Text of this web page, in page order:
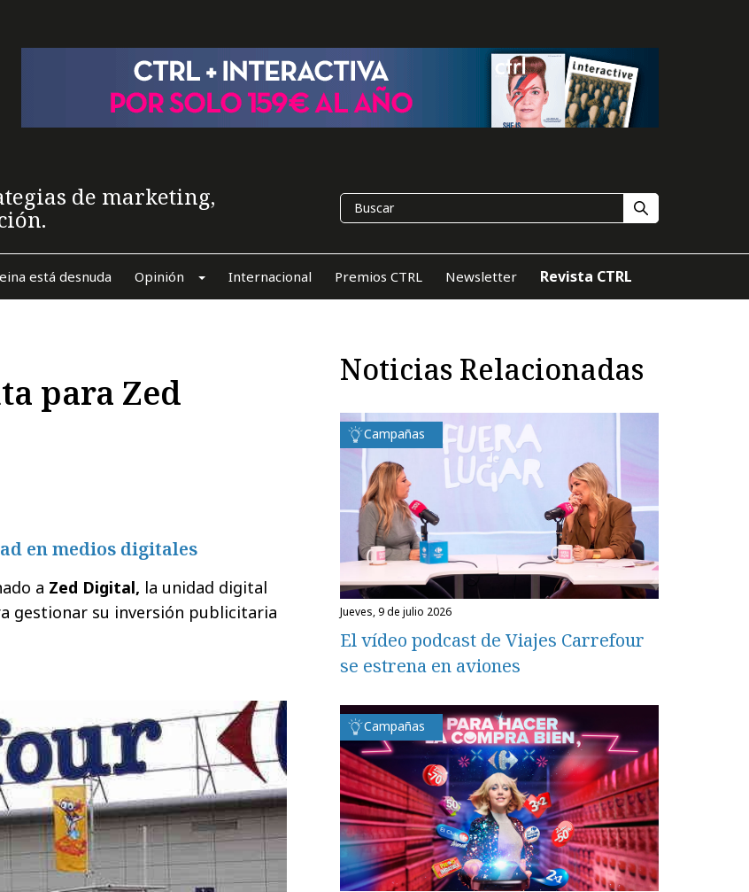
de marketing,
está desnuda Opinión Internacional Premios CTRL Newsletter Revista CTRL
para Zed
en medios digitales
a Zed Digital, la unidad digital
gestionar su inversión publicitaria
Noticias Relacionadas
Campañas
jueves, 9 de julio 2026
El vídeo podcast de Viajes Carrefour
se estrena en aviones
Campañas